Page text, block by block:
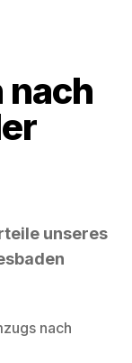
nach
unseres
nach